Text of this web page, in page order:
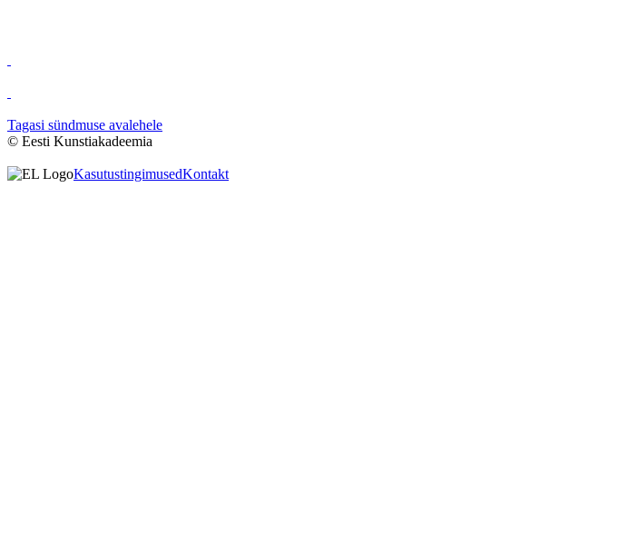
Tagasi sündmuse avalehele
© Eesti Kunstiakadeemia
KasutustingimusedKontakt